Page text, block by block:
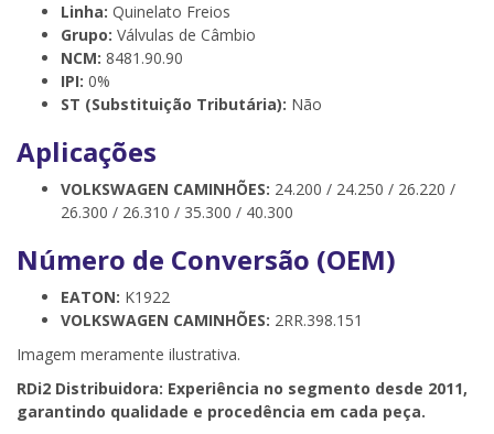
Linha: Quinelato Freios
Grupo: Válvulas de Câmbio
NCM: 8481.90.90
IPI: 0%
ST (Substituição Tributária): Não
Aplicações
VOLKSWAGEN CAMINHÕES: 24.200 / 24.250 / 26.220 /
26.300 / 26.310 / 35.300 / 40.300
Número de Conversão (OEM)
EATON: K1922
VOLKSWAGEN CAMINHÕES: 2RR.398.151
Imagem meramente ilustrativa.
RDi2 Distribuidora: Experiência no segmento desde 2011,
garantindo qualidade e procedência em cada peça.